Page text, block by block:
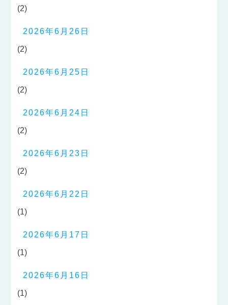
(2)
2026年6月26日
(2)
2026年6月25日
(2)
2026年6月24日
(2)
2026年6月23日
(2)
2026年6月22日
(1)
2026年6月17日
(1)
2026年6月16日
(1)